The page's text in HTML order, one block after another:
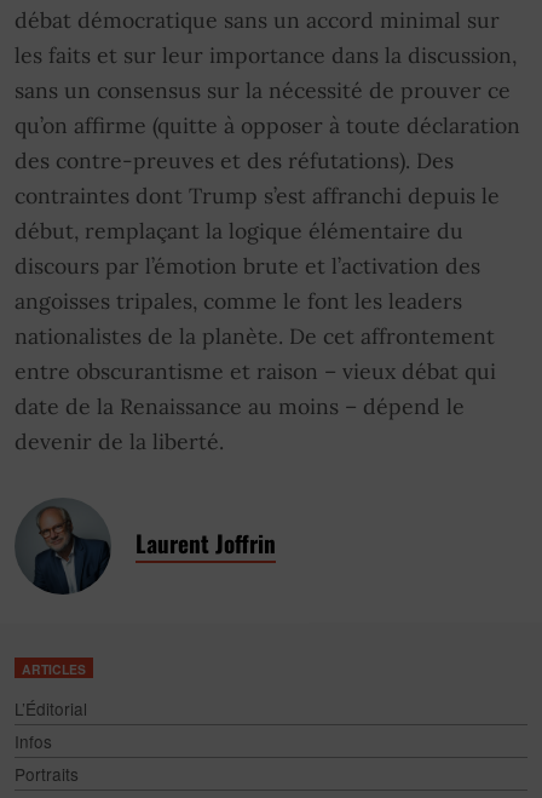
débat démocratique sans un accord minimal sur
les faits et sur leur importance dans la discussion,
sans un consensus sur la nécessité de prouver ce
qu’on affirme (quitte à opposer à toute déclaration
des contre-preuves et des réfutations). Des
contraintes dont Trump s’est affranchi depuis le
début, remplaçant la logique élémentaire du
discours par l’émotion brute et l’activation des
angoisses tripales, comme le font les leaders
nationalistes de la planète. De cet affrontement
entre obscurantisme et raison – vieux débat qui
date de la Renaissance au moins – dépend le
devenir de la liberté.
Laurent Joffrin
ARTICLES
L’Éditorial
Infos
Portraits